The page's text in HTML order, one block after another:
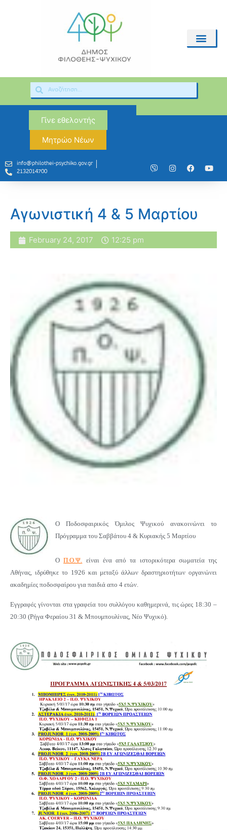
Γίνε εθελοντής
Μητρώο Νέων
info@philothei-psychiko.gov.gr
2132014700
Αγωνιστική 4 & 5 Μαρτίου
February 24, 2017 12:25 pm
Ο Ποδοσφαιρικός Όμιλος Ψυχικού ανακοινώνει το
Πρόγραμμα του Σαββάτου 4 & Κυριακής 5 Μαρτίου
ΟΠ.Ο.Ψ. είναι ένα από τα ιστορικότερα σωματεία της
Αθήνας, ιδρύθηκε το 1926 και μεταξύ άλλων δραστηριοτήτων οργανώνει
ακαδημίες ποδοσφαίρου για παιδιά απο 4 ετών.
Εγγραφές γίνονται στα γραφεία του συλλόγου καθημερινά, τις ώρες 18:30 –
20:30 (Ρήγα Φεραίου 31 & Μπουμπουλίνας, Νέο Ψυχικό).